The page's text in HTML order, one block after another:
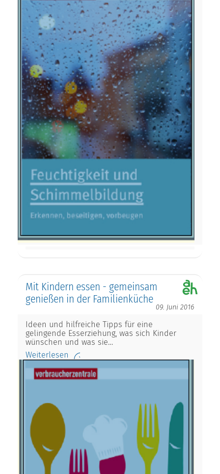
Mit Kindern essen - gemeinsam
genießen in der Familienküche
09. Juni 2016
Ideen und hilfreiche Tipps für eine
gelingende Esserziehung, was sich Kinder
wünschen und was sie…
Weiterlesen